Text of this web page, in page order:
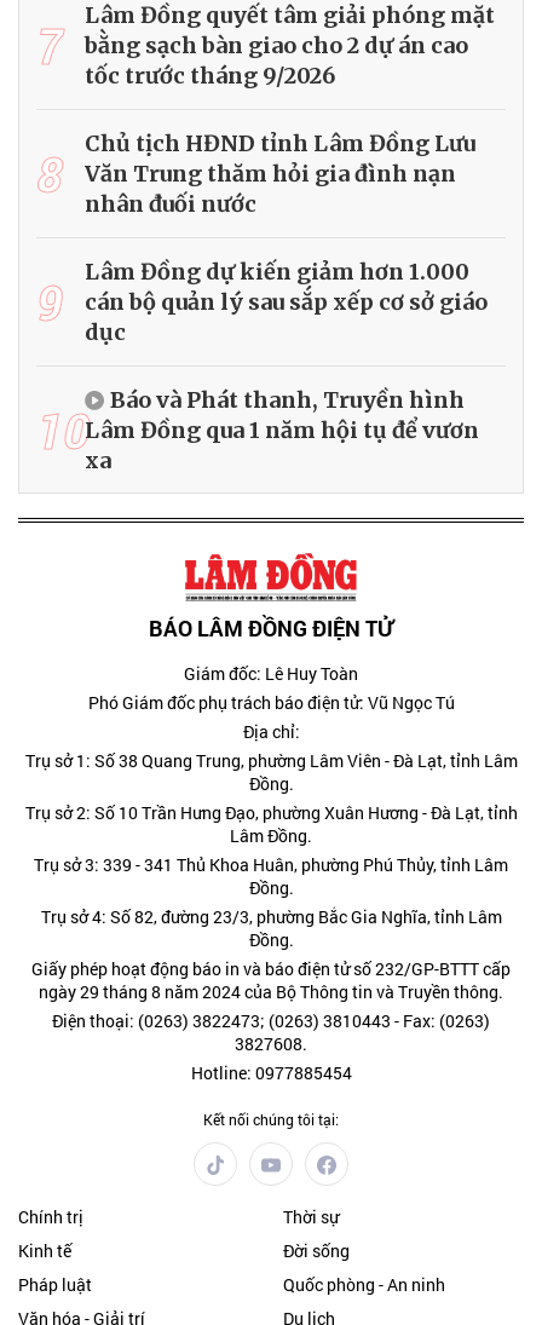
7
Lâm Đồng quyết tâm giải phóng mặt
bằng sạch bàn giao cho 2 dự án cao
tốc trước tháng 9/2026
8
Chủ tịch HĐND tỉnh Lâm Đồng Lưu
Văn Trung thăm hỏi gia đình nạn
nhân đuối nước
9
Lâm Đồng dự kiến giảm hơn 1.000
cán bộ quản lý sau sắp xếp cơ sở giáo
dục
10
Báo và Phát thanh, Truyền hình
Lâm Đồng qua 1 năm hội tụ để vươn
xa
BÁO LÂM ĐỒNG ĐIỆN TỬ
Giám đốc: Lê Huy Toàn
Phó Giám đốc phụ trách báo điện tử: Vũ Ngọc Tú
Địa chỉ:
Trụ sở 1: Số 38 Quang Trung, phường Lâm Viên - Đà Lạt, tỉnh Lâm
Đồng.
Trụ sở 2: Số 10 Trần Hưng Đạo, phường Xuân Hương - Đà Lạt, tỉnh
Lâm Đồng.
Trụ sở 3: 339 - 341 Thủ Khoa Huân, phường Phú Thủy, tỉnh Lâm
Đồng.
Trụ sở 4: Số 82, đường 23/3, phường Bắc Gia Nghĩa, tỉnh Lâm
Đồng.
Giấy phép hoạt động báo in và báo điện tử số 232/GP-BTTT cấp
ngày 29 tháng 8 năm 2024 của Bộ Thông tin và Truyền thông.
Điện thoại: (0263) 3822473; (0263) 3810443 - Fax: (0263)
3827608.
Hotline: 0977885454
Kết nối chúng tôi tại:
Chính trị
Thời sự
Kinh tế
Đời sống
Pháp luật
Quốc phòng - An ninh
Văn hóa - Giải trí
Du lịch